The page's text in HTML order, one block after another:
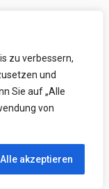
zu verbessern,
und
Sie auf „Alle
von
Alle akzeptieren
oft unser